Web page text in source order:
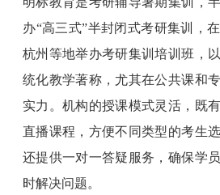
办“高三式”半封闭式考研集训，
杭州等地举办考研集训培训班，
统化教学著称，尤其在公共课和
实力。机构的授课模式灵活，既
直播课程，方便不同类型的考生
还提供一对一答疑服务，确保学
时解决问题。